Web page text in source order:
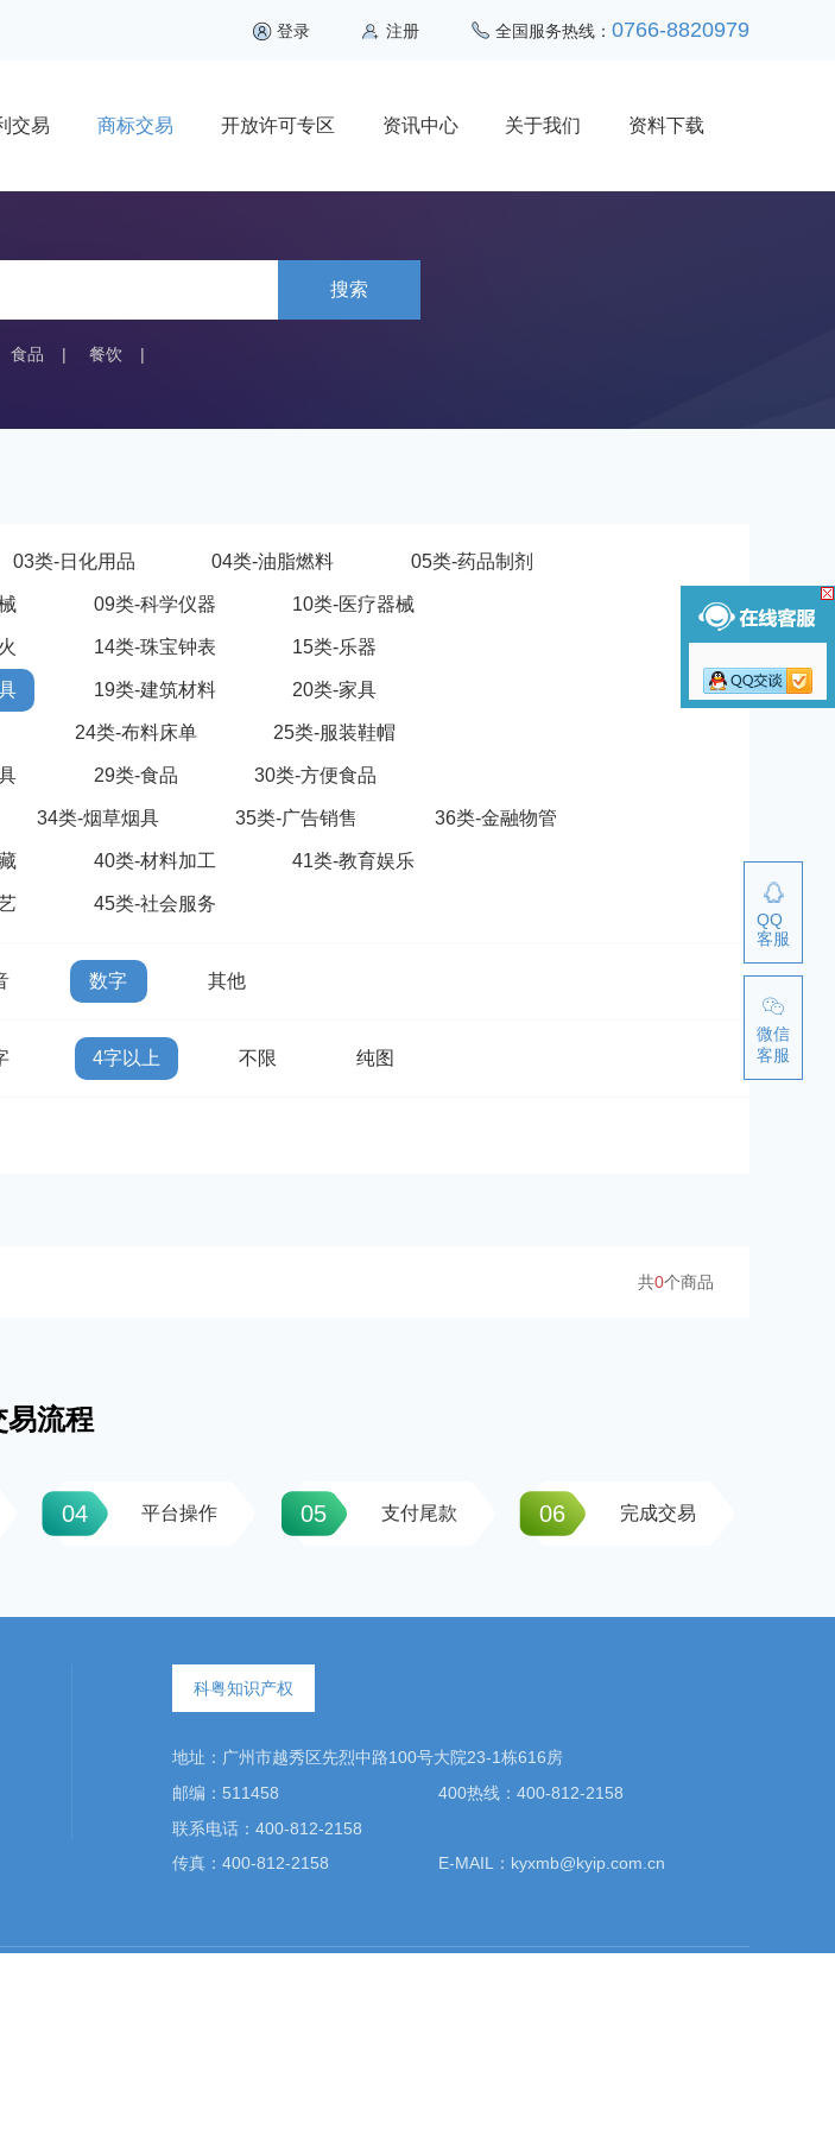
登录 注册 全国服务热线： 0766-8820979
交易 商标交易 开放许可专区 资讯中心 关于我们 资料下载
搜索
食品 | 餐饮 |
03类-日化用品 04类-油脂燃料 05类-药品制剂
09类-科学仪器 10类-医疗器械
14类-珠宝钟表 15类-乐器
19类-建筑材料 20类-家具
24类-布料床单 25类-服装鞋帽
29类-食品 30类-方便食品
34类-烟草烟具 35类-广告销售 36类-金融物管
40类-材料加工 41类-教育娱乐
45类-社会服务
数字 其他
4字以上 不限 纯图
共0个商品
易流程
04 平台操作 05 支付尾款 06 完成交易
科粤知识产权
地址：广州市越秀区先烈中路100号大院23-1栋616房
邮编：511458
400热线：400-812-2158
联系电话：400-812-2158
传真：400-812-2158
E-MAIL：kyxmb@kyip.com.cn
QQ
客服
微信
客服